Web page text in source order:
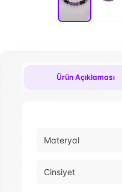
Ürün Açıklaması
Materyal
Cinsiyet